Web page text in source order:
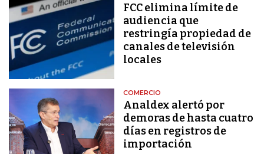
FCC elimina límite de
audiencia que
restringía propiedad de
canales de televisión
locales
COMERCIO
Analdex alertó por
demoras de hasta cuatro
días en registros de
importación